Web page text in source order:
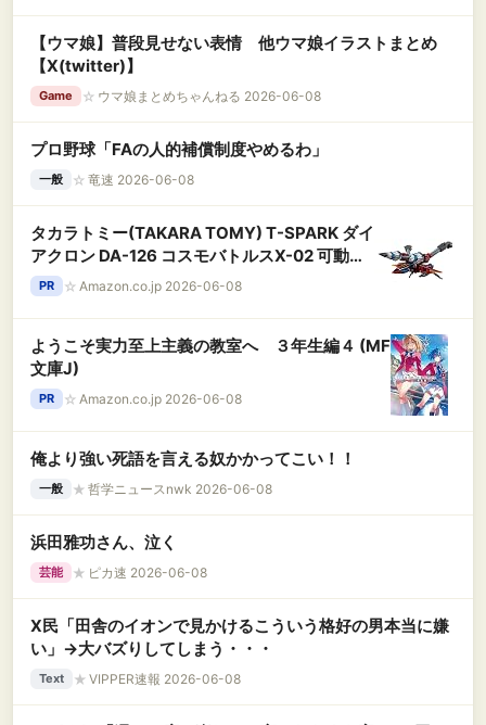
【ウマ娘】普段見せない表情 他ウマ娘イラストまとめ
【X(twitter)】
Game ☆ ウマ娘まとめちゃんねる 2026-06-08
プロ野球「FAの人的補償制度やめるわ」
一般 ☆ 竜速 2026-06-08
タカラトミー(TAKARA TOMY) T-SPARK ダイ
アクロン DA-126 コスモバトルスX-02 可動フ
ィギュア
PR ☆ Amazon.co.jp 2026-06-08
ようこそ実力至上主義の教室へ ３年生編４ (MF
文庫J)
PR ☆ Amazon.co.jp 2026-06-08
俺より強い死語を言える奴かかってこい！！
一般 ★ 哲学ニュースnwk 2026-06-08
浜田雅功さん、泣く
芸能 ★ ピカ速 2026-06-08
X民「田舎のイオンで見かけるこういう格好の男本当に嫌
い」→大バズりしてしまう・・・
Text ★ VIPPER速報 2026-06-08